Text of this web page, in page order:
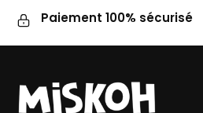
Paiement 100% sécurisé